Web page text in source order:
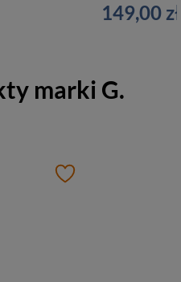
149,00 zł
marki G.